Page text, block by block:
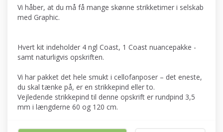
Vi håber, at du må få mange skønne strikketimer i selskab
med Graphic.
Hvert kit indeholder 4 ngl Coast, 1 Coast nuancepakke -
samt naturligvis opskriften.
Vi har pakket det hele smukt i cellofanposer – det eneste,
du skal tænke på, er en strikkepind eller to.
Vejledende strikkepind til denne opskrift er rundpind 3,5
mm i længderne 60 og 120 cm.